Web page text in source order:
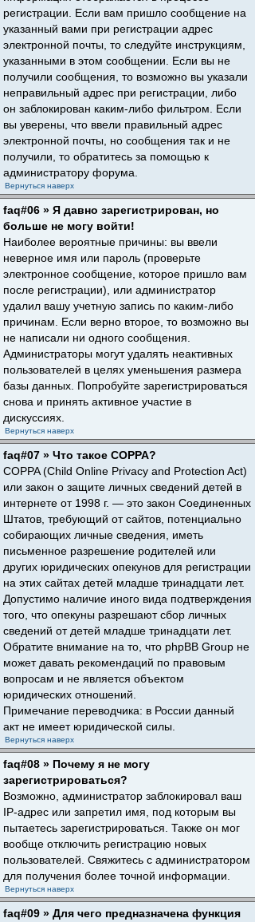
регистрации. Если вам пришло сообщение на
указанный вами при регистрации адрес
электронной почты, то следуйте инструкциям,
указанными в этом сообщении. Если вы не
получили сообщения, то возможно вы указали
неправильный адрес при регистрации, либо
он заблокирован каким-либо фильтром. Если
вы уверены, что ввели правильный адрес
электронной почты, но сообщения так и не
получили, то обратитесь за помощью к
администратору форума.
Вернуться наверх
faq#06 » Я давно зарегистрирован, но
больше не могу войти!
Наиболее вероятные причины: вы ввели
неверное имя или пароль (проверьте
электронное сообщение, которое пришло вам
после регистрации), или администратор
удалил вашу учетную запись по каким-либо
причинам. Если верно второе, то возможно вы
не написали ни одного сообщения.
Администраторы могут удалять неактивных
пользователей в целях уменьшения размера
базы данных. Попробуйте зарегистрироваться
снова и принять активное участие в
дискуссиях.
Вернуться наверх
faq#07 » Что такое COPPA?
COPPA (Child Online Privacy and Protection Act)
или закон о защите личных сведений детей в
интернете от 1998 г. — это закон Соединенных
Штатов, требующий от сайтов, потенциально
собирающих личные сведения, иметь
письменное разрешение родителей или
других юридических опекунов для регистрации
на этих сайтах детей младше тринадцати лет.
Допустимо наличие иного вида подтверждения
того, что опекуны разрешают сбор личных
сведений от детей младше тринадцати лет.
Обратите внимание на то, что phpBB Group не
может давать рекомендаций по правовым
вопросам и не является объектом
юридических отношений.
Примечание переводчика: в России данный
акт не имеет юридической силы.
Вернуться наверх
faq#08 » Почему я не могу
зарегистрироваться?
Возможно, администратор заблокировал ваш
IP-адрес или запретил имя, под которым вы
пытаетесь зарегистрироваться. Также он мог
вообще отключить регистрацию новых
пользователей. Свяжитесь с администратором
для получения более точной информации.
Вернуться наверх
faq#09 » Для чего предназначена функция